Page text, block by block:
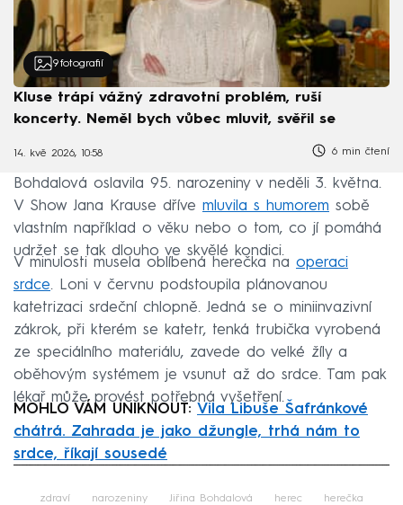
9 fotografií
Kluse trápí vážný zdravotní problém, ruší
koncerty. Neměl bych vůbec mluvit, svěřil se
14. kvě 2026, 10:58 6 min čtení
Bohdalová oslavila 95. narozeniny v neděli 3. května.
V Show Jana Krause dříve mluvila s humorem sobě
vlastním například o věku nebo o tom, co jí pomáhá
udržet se tak dlouho ve skvělé kondici.
V minulosti musela oblíbená herečka na operaci
srdce. Loni v červnu podstoupila plánovanou
katetrizaci srdeční chlopně. Jedná se o miniinvazivní
zákrok, při kterém se katetr, tenká trubička vyrobená
ze speciálního materiálu, zavede do velké žíly a
oběhovým systémem je vsunut až do srdce. Tam pak
lékař může provést potřebná vyšetření.
MOHLO VÁM UNIKNOUT: Vila Libuše Šafránkové
chátrá. Zahrada je jako džungle, trhá nám to
srdce, říkají sousedé
zdraví narozeniny Jiřina Bohdalová herec herečka